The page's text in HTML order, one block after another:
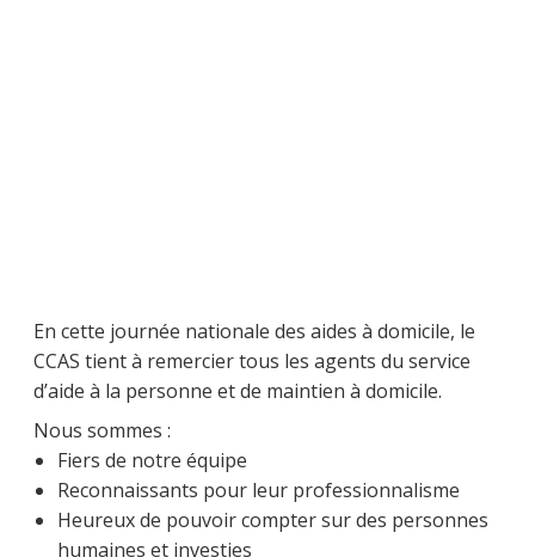
En cette journée nationale des aides à domicile, le
CCAS tient à remercier tous les agents du service
d’aide à la personne et de maintien à domicile.
Nous sommes :
Fiers de notre équipe
Reconnaissants pour leur professionnalisme
Heureux de pouvoir compter sur des personnes
humaines et investies